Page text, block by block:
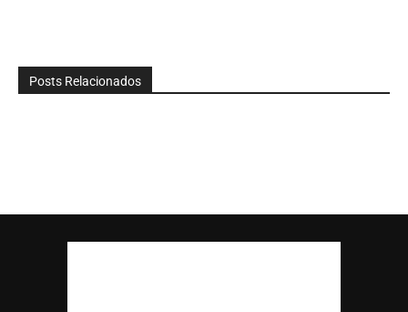
Posts Relacionados